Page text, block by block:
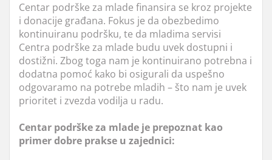
Centar podrške za mlade finansira se kroz projekte
i donacije građana. Fokus je da obezbedimo
kontinuiranu podršku, te da mladima servisi
Centra podrške za mlade budu uvek dostupni i
dostižni. Zbog toga nam je kontinuirano potrebna i
dodatna pomoć kako bi osigurali da uspešno
odgovaramo na potrebe mladih – što nam je uvek
prioritet i zvezda vodilja u radu.
Centar podrške za mlade je prepoznat kao
primer dobre prakse u zajednici: